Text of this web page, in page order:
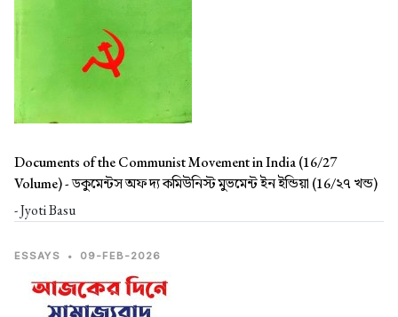
Documents of the Communist Movement in India (16/27
Volume) -ডকুমেন্টস অফ দ্য কমিউনিস্ট মুভমেন্ট ইন ইন্ডিয়া (16/২৭ খন্ড)
- Jyoti Basu
ESSAYS • 09-FEB-2026